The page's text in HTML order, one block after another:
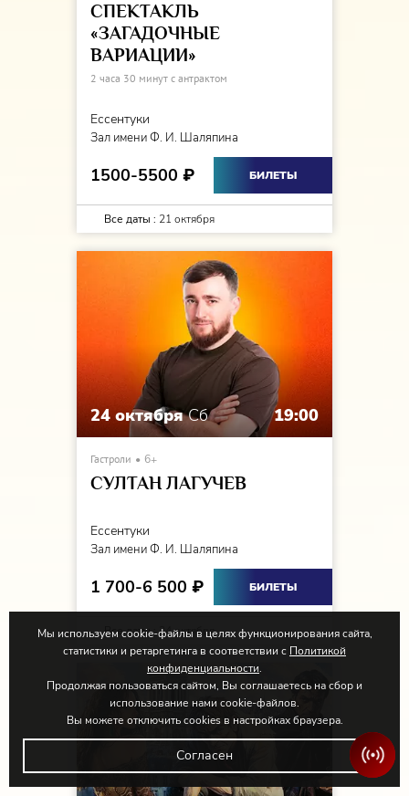
СПЕКТАКЛЬ
«ЗАГАДОЧНЫЕ
ВАРИАЦИИ»
2 часа 30 минут с антрактом
Ессентуки
Зал имени Ф. И. Шаляпина
1500-5500 ₽ БИЛЕТЫ
Все даты : 21 октября
24 октября Сб 19:00
Гастроли 6+
СУЛТАН ЛАГУЧЕВ
Ессентуки
Зал имени Ф. И. Шаляпина
1 700-6 500 ₽ БИЛЕТЫ
Все даты :24 октября
Мы используем cookie-файлы в целях функционирования сайта,
статистики и ретаргетинга в соответствии с Политикой
конфиденциальности.
Продолжая пользоваться сайтом, Вы соглашаетесь на сбор и
использование нами cookie-файлов.
Вы можете отключить cookies в настройках браузера.
Согласен